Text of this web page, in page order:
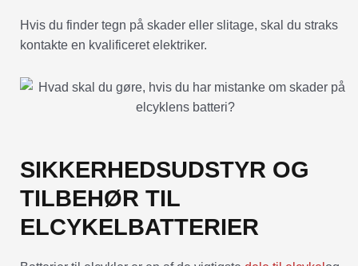
Hvis du finder tegn på skader eller slitage, skal du straks
kontakte en kvalificeret elektriker.
SIKKERHEDSUDSTYR OG
TILBEHØR TIL
ELCYKELBATTERIER